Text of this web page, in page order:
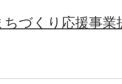
ちづくり応援事業